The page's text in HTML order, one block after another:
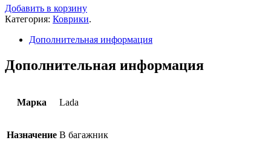
Добавить в корзину
Категория: Коврики.
Дополнительная информация
Дополнительная информация
Марка Lada
Назначение В багажник